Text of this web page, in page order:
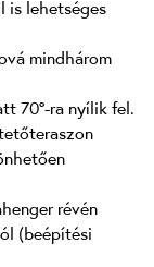
is lehetséges
mindhárom
70°-ra nyílik fel.
révén
(beépítési